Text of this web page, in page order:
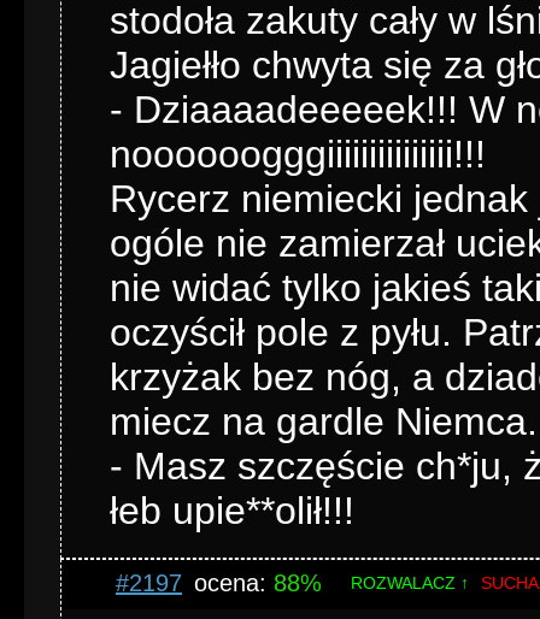
stodoła zakuty cały w
Jagiełło chwyta się za
- Dziaaaadeeeeek!!! W
noooooogggiiiiiiiiiiiiiii!!!
Rycerz niemiecki jednak
ogóle nie zamierzał
nie widać tylko jakieś
oczyścił pole z pyłu.
krzyżak bez nóg, a
miecz na gardle
- Masz szczęście ch*ju,
łeb upie**olił!!!
#2197 ocena: 88% ROZWALACZ ↑